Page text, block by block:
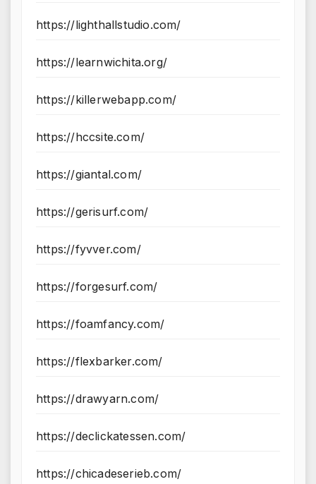
https://lighthallstudio.com/
https://learnwichita.org/
https://killerwebapp.com/
https://hccsite.com/
https://giantal.com/
https://gerisurf.com/
https://fyvver.com/
https://forgesurf.com/
https://foamfancy.com/
https://flexbarker.com/
https://drawyarn.com/
https://declickatessen.com/
https://chicadeserieb.com/